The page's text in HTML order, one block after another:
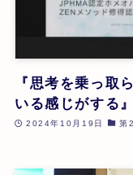
『思考を乗っ取
いる感じがする
ポート障りで精
2024年10月19日 第